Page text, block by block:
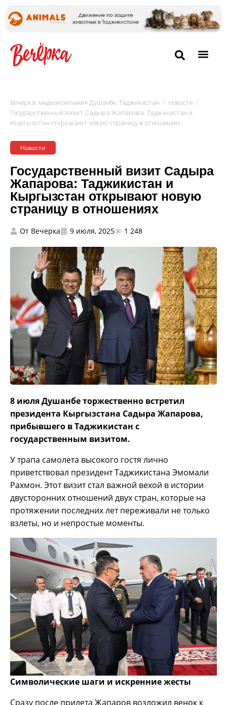
Вечёрка: медиакомпания Душанбе, Таджикистан / Новости /
Государственный визит Садыра Жапарова: Таджикистан и
Кыргызстан открывают новую страницу в отношениях
Новости
Государственный визит Садыра
Жапарова: Таджикистан и
Кыргызстан открывают новую
страницу в отношениях
От Вечерка 9 июля, 2025 1 248
8 июля Душанбе торжественно встретил
президента Кыргызстана Садыра Жапарова,
прибывшего в Таджикистан с
государственным визитом.
У трапа самолета высокого гостя лично
приветствовал президент Таджикистана Эмомали
Рахмон. Этот визит стал важной вехой в истории
двусторонних отношений двух стран, которые на
протяжении последних лет переживали не только
взлеты, но и непростые моменты.
Символические шаги и искренние жесты
Сразу после прилета Жапаров возложил венок к